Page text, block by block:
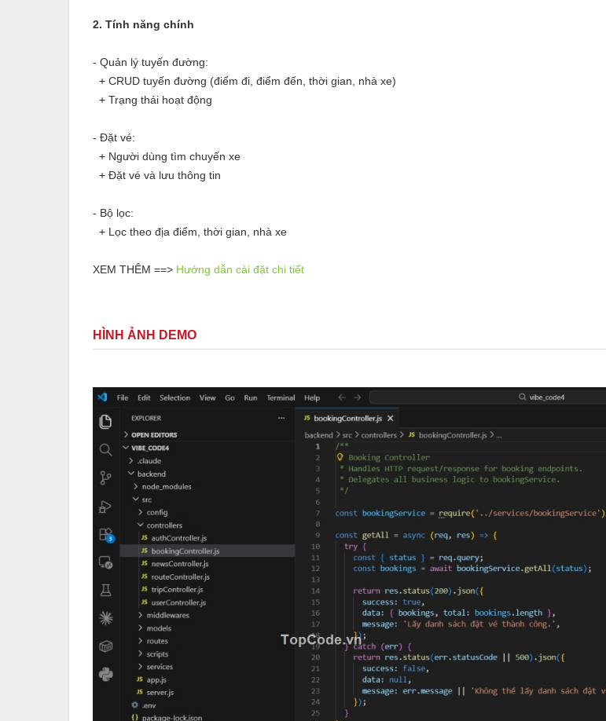
2. Tính năng chính
- Quản lý tuyến đường:
+ CRUD tuyến đường (điểm đi, điểm đến, thời gian, nhà xe)
+ Trạng thái hoạt động
- Đặt vé:
+ Người dùng tìm chuyến xe
+ Đặt vé và lưu thông tin
- Bộ lọc:
+ Lọc theo địa điểm, thời gian, nhà xe
XEM THÊM ==> Hướng dẫn cài đặt chi tiết
HÌNH ẢNH DEMO